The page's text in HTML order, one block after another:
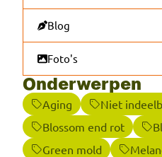
Blog
Foto's
Onderwerpen
Aging Niet
Blossom end rot
Green mold